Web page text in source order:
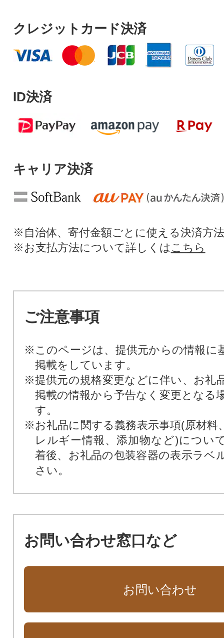
クレジットカード決済
ID決済
キャリア決済
※自治体、寄付金額ごとに使える決済方
※お支払方法について詳しくは こちら
ご注意事項
※このページは、提供元からの情報に
掲載をしています。
※提供元の規格変更などに伴い、お礼
掲載の情報から予告なく変更となる
す。
※お礼品に関する義務表示事項(原材料
レルギー情報、添加物など)につい
着後、お礼品の包装容器の表示ラベ
さい。
お問い合わせ窓口など
お問い合わせ